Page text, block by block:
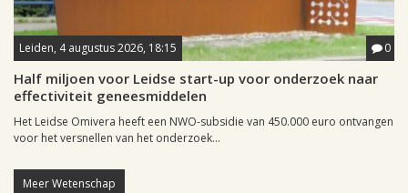
Leiden, 4 augustus 2026, 18:15 0
Half miljoen voor Leidse start-up voor onderzoek naar
effectiviteit geneesmiddelen
Het Leidse Omivera heeft een NWO-subsidie van 450.000 euro ontvangen
voor het versnellen van het onderzoek...
Meer Wetenschap